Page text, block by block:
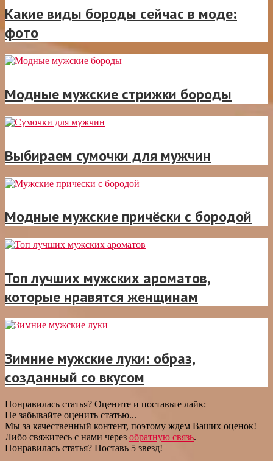
Какие виды бороды сейчас в моде:
фото
Модные мужские стрижки бороды
Выбираем сумочки для мужчин
Модные мужские причёски с бородой
Топ лучших мужских ароматов,
которые нравятся женщинам
Зимние мужские луки: образ,
созданный со вкусом
Понравилась статья? Оцените и поставьте лайк:
Не забывайте оценить статью...
Мы за качественный контент, поэтому ждем Ваших оценок!
Либо свяжитесь с нами через обратную связь.
Понравилась статья? Поставь 5 звезд!